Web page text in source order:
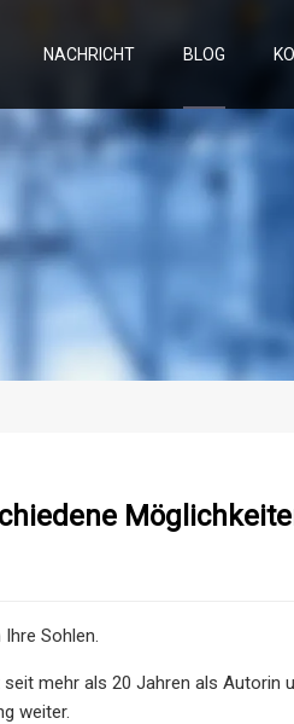
NACHRICHT BLOG
Sohlen.
mehr als 20 Jahren als Autorin
weiter.